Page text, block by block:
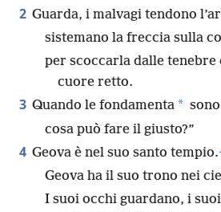
2 Guarda, i malvagi tendono
sistemano la freccia sulla
per scoccarla dalle
cuore retto.
3 Quando le fondamenta *
cosa può fare il giusto?”
4 Geova è nel suo santo tempio.
Geova ha il suo trono nei
I suoi occhi guardano, i